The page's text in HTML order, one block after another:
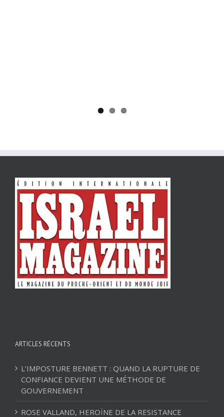
ARTICLES RÉCENTS
L’IMPOSTURE BENNETT : QUAND LA RUPTURE DE
CONFIANCE DEVIENT UNE MÉTHODE DE
GOUVERNEMENT
ROSE VALLAND, HEROÏNE DE LA RESISTANCE